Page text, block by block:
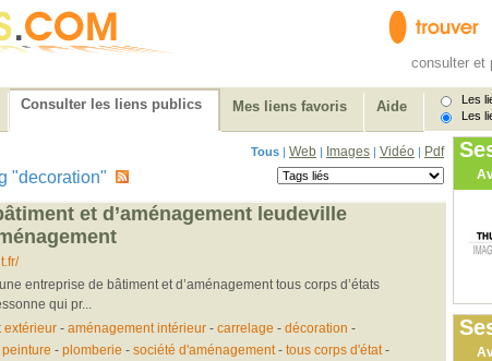
consulter et
Consulter les liens publics Mes liens favoris Aide
Les
Les
Tous | Web | Images | Vidéo | Pdf
"decoration"
et d’aménagement leudeville
entreprise de bâtiment et d’aménagement tous corps d’états
qui pr...
extérieur- aménagement intérieur- carrelage - décoration -
peinture - plomberie - société d'aménagement- tous corps d'état-